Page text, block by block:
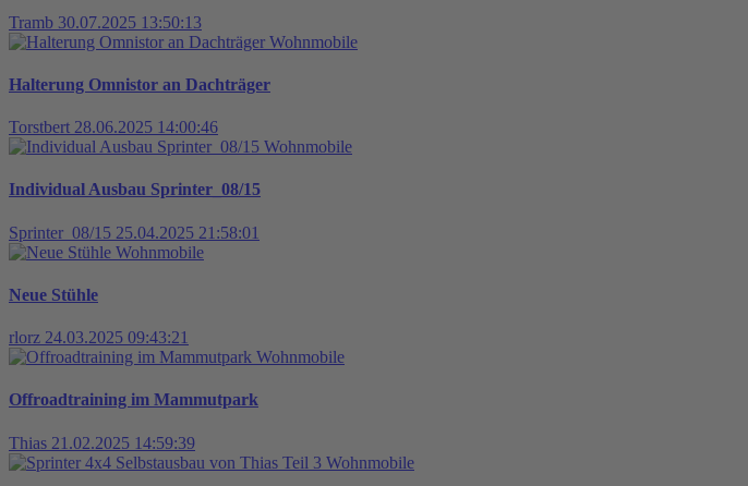
Tramb 30.07.2025 13:50:13
Wohnmobile
Halterung Omnistor an Dachträger
Torstbert 28.06.2025 14:00:46
Wohnmobile
Individual Ausbau Sprinter_08/15
Sprinter_08/15 25.04.2025 21:58:01
Wohnmobile
Neue Stühle
rlorz 24.03.2025 09:43:21
Wohnmobile
Offroadtraining im Mammutpark
Thias 21.02.2025 14:59:39
Wohnmobile